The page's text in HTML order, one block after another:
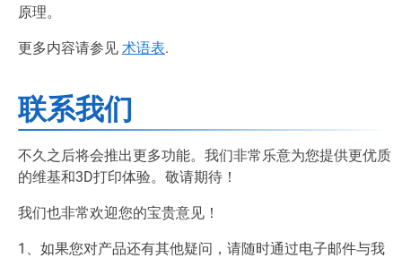
原理。
更多内容请参见 术语表.
联系我们
不久之后将会推出更多功能。我们非常乐意为您提供更优质
的维基和3D打印体验。敬请期待！
我们也非常欢迎您的宝贵意见！
1、如果您对产品还有其他疑问，请随时通过电子邮件与我